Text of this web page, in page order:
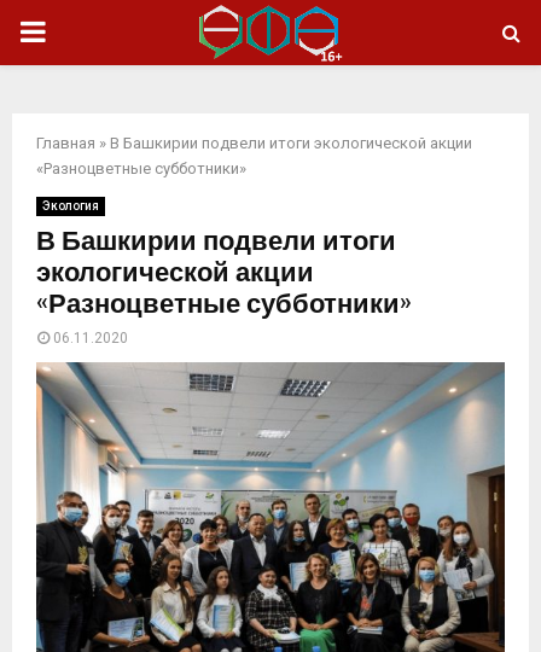
ОСНОВНОЕ
Главная » В Башкирии подвели итоги экологической акции
«Разноцветные субботники»
Экология
В Башкирии подвели итоги
экологической акции
«Разноцветные субботники»
06.11.2020